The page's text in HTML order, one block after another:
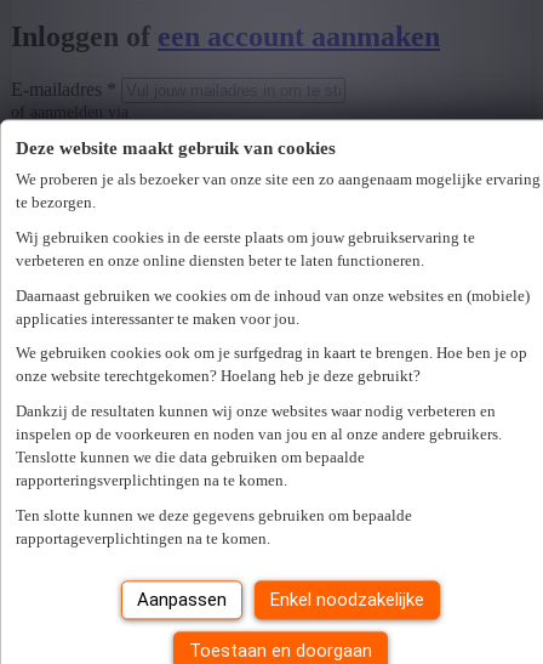
Deze website maakt gebruik van cookies
We proberen je als bezoeker van onze site een zo aangenaam mogelijke ervaring
te bezorgen.
Wij gebruiken cookies in de eerste plaats om jouw gebruikservaring te
verbeteren en onze online diensten beter te laten functioneren.
Daarnaast gebruiken we cookies om de inhoud van onze websites en (mobiele)
applicaties interessanter te maken voor jou.
We gebruiken cookies ook om je surfgedrag in kaart te brengen. Hoe ben je op
onze website terechtgekomen? Hoelang heb je deze gebruikt?
Dankzij de resultaten kunnen wij onze websites waar nodig verbeteren en
inspelen op de voorkeuren en noden van jou en al onze andere gebruikers.
Tenslotte kunnen we die data gebruiken om bepaalde
rapporteringsverplichtingen na te komen.
Ten slotte kunnen we deze gegevens gebruiken om bepaalde
rapportageverplichtingen na te komen.
Aanpassen Enkel noodzakelijke
Toestaan en doorgaan
Inloggen of een account aanmaken
E-mailadres *
of aanmelden via
Facebook Google
LinkedIn
Wachtwoord *
Wachtwoord vergeten?
Volgende
Er is een fout opgetreden. Gelieve later opnieuw te proberen.
Zoek een kantoor in je buurt
Zoek kantoor
Vacatures
Alle vaste jobs
Alles over interimwerken
Openstaande vacature doorsturen